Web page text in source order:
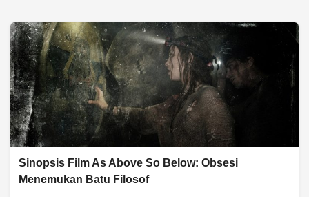
Sinopsis Film As Above So Below: Obsesi
Menemukan Batu Filosof